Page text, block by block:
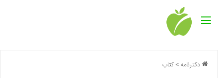
منو
دکترنامه >کتاب